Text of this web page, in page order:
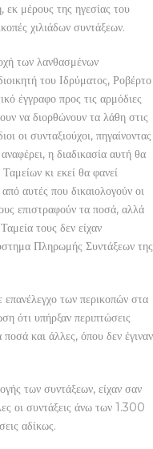
μέρους της ηγεσίας του
χιλιάδων συντάξεων.
των λανθασμένων
του Ιδρύματος, Ροβέρτο
έγγραφο προς τις αρμόδιες
να διορθώνουν τα λάθη στις
οι συνταξιούχοι, πηγαίνοντας
η διαδικασία αυτή θα
κι εκεί θα φανεί
αυτές που δικαιολογούν οι
επιστραφούν τα ποσά, αλλά
τους δεν είχαν
Πληρωμής Συντάξεων της
των περικοπών στα
ότι υπήρξαν περιπτώσεις
και άλλες, όπου δεν έγιναν
των συντάξεων, είχαν σαν
οι συντάξεις άνω των 1.300
αδίκως.